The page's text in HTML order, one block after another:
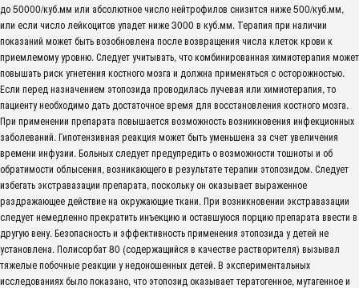
до 50000/куб.мм или абсолютное число нейтрофилов снизится ниже 500/куб.мм,
или если число лейкоцитов упадет ниже 3000 в куб.мм. Терапия при наличии
показаний может быть возобновлена после возвращения числа клеток крови к
приемлемому уровню. Следует учитывать, что комбинированная химиотерапия может
повышать риск угнетения костного мозга и должна применяться с осторожностью.
Если перед назначением этопозида проводилась лучевая или химиотерапия, то
пациенту необходимо дать достаточное время для восстановления костного мозга.
При применении препарата повышается возможность возникновения инфекционных
заболеваний. Гипотензивная реакция может быть уменьшена за счет увеличения
времени инфузии. Больных следует предупредить о возможности тошноты и об
обратимости облысения, возникающего в результате терапии этопозидом. Следует
избегать экстравазации препарата, поскольку он оказывает выраженное
раздражающее действие на окружающие ткани. При возникновении экстравазации
следует немедленно прекратить инъекцию и оставшуюся порцию препарата ввести в
другую вену. Безопасность и эффективность применения этопозида у детей не
установлена. Полисорбат 80 (содержащийся в качестве растворителя) вызывал
тяжелые побочные реакции у недоношенных детей. В экспериментальных
исследованиях было показано, что этопозид оказывает тератогенное, мутагенное и